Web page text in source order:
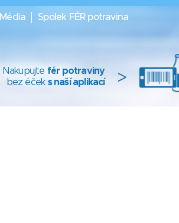
Média Spolek FÉR potravina
Nakupujte fér potraviny
bez éček s naší aplikací >